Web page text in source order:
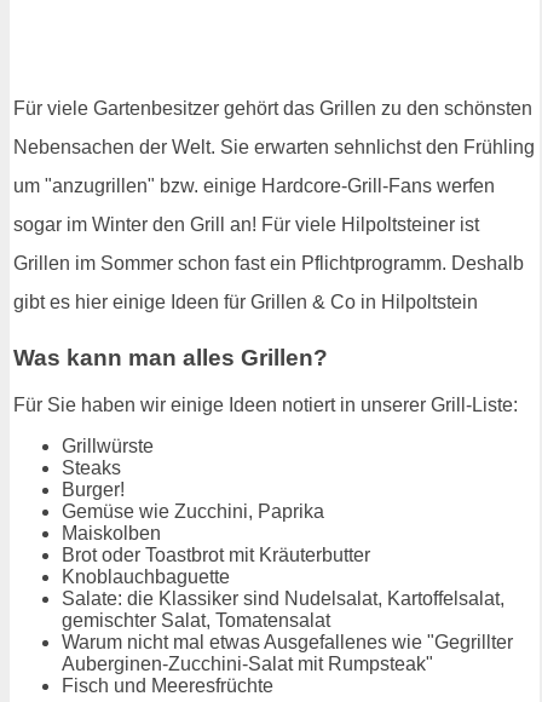
Für viele Gartenbesitzer gehört das Grillen zu den schönsten
Nebensachen der Welt. Sie erwarten sehnlichst den Frühling
um "anzugrillen" bzw. einige Hardcore-Grill-Fans werfen
sogar im Winter den Grill an! Für viele Hilpoltsteiner ist
Grillen im Sommer schon fast ein Pflichtprogramm. Deshalb
gibt es hier einige Ideen für Grillen & Co in Hilpoltstein
Was kann man alles Grillen?
Für Sie haben wir einige Ideen notiert in unserer Grill-Liste:
Grillwürste
Steaks
Burger!
Gemüse wie Zucchini, Paprika
Maiskolben
Brot oder Toastbrot mit Kräuterbutter
Knoblauchbaguette
Salate: die Klassiker sind Nudelsalat, Kartoffelsalat,
gemischter Salat, Tomatensalat
Warum nicht mal etwas Ausgefallenes wie "Gegrillter
Auberginen-Zucchini-Salat mit Rumpsteak"
Fisch und Meeresfrüchte